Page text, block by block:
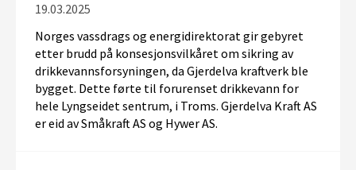
19.03.2025
Norges vassdrags og energidirektorat gir gebyret
etter brudd på konsesjonsvilkåret om sikring av
drikkevannsforsyningen, da Gjerdelva kraftverk ble
bygget. Dette førte til forurenset drikkevann for
hele Lyngseidet sentrum, i Troms. Gjerdelva Kraft AS
er eid av Småkraft AS og Hywer AS.